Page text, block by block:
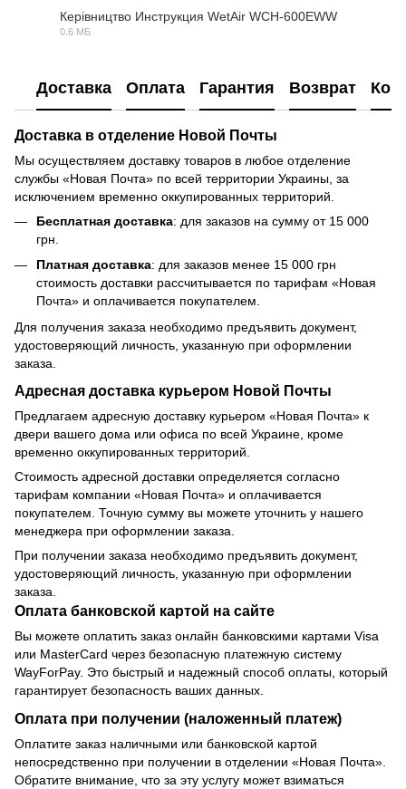
Керівництво Инструкция WetAir WСH-600EWW
0.6 МБ
Доставка Оплата Гарантия Возврат
Доставка в отделение Новой Почты
Мы осуществляем доставку товаров в любое отделение
службы «Новая Почта» по всей территории Украины, за
исключением временно оккупированных территорий.
Бесплатная доставка: для заказов на сумму от 15 000
грн.
Платная доставка: для заказов менее 15 000 грн
стоимость доставки рассчитывается по тарифам «Новая
Почта» и оплачивается покупателем.
Для получения заказа необходимо предъявить документ,
удостоверяющий личность, указанную при оформлении
заказа.
Адресная доставка курьером Новой Почты
Предлагаем адресную доставку курьером «Новая Почта» к
двери вашего дома или офиса по всей Украине, кроме
временно оккупированных территорий.
Стоимость адресной доставки определяется согласно
тарифам компании «Новая Почта» и оплачивается
покупателем. Точную сумму вы можете уточнить у нашего
менеджера при оформлении заказа.
При получении заказа необходимо предъявить документ,
удостоверяющий личность, указанную при оформлении
заказа.
Оплата банковской картой на сайте
Вы можете оплатить заказ онлайн банковскими картами Visa
или MasterCard через безопасную платежную систему
WayForPay. Это быстрый и надежный способ оплаты, который
гарантирует безопасность ваших данных.
Оплата при получении (наложенный платеж)
Оплатите заказ наличными или банковской картой
непосредственно при получении в отделении «Новая Почта».
Обратите внимание, что за эту услугу может взиматься